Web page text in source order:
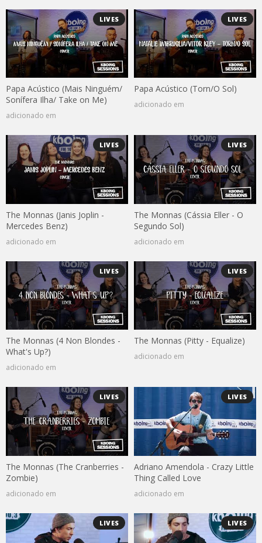
LIVES
Papa Acústico (Mais Ninguém/
Sonífera Ilha/ Take on Me)
adicionado em
LIVES
Papa Acústico (Torn/O Sol)
adicionado em
LIVES
The Monnas (Janis Joplin -
Mercedes Benz)
adicionado em
LIVES
The Monnas (Cássia Eller - O
Segundo Sol)
adicionado em
LIVES
The Monnas (4 Non Blondes -
What's Up?)
adicionado em
LIVES
The Monnas (Pitty - Equalize)
adicionado em
LIVES
The Monnas (The Cranberries -
Zombie)
adicionado em
LIVES
Adriano Amendola - Crazy Little
Thing Called Love
adicionado em
LIVES LIVES